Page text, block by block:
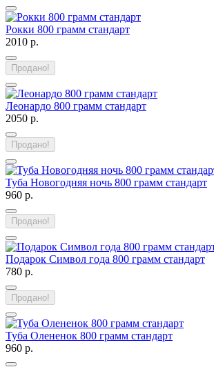
Рокки 800 грамм стандарт
2010 р.
Продано!
Леонардо 800 грамм стандарт
2050 р.
Продано!
Туба Новогодняя ночь 800 грамм стандарт
960 р.
Продано!
Подарок Символ года 800 грамм стандарт
780 р.
Продано!
Туба Олененок 800 грамм стандарт
960 р.